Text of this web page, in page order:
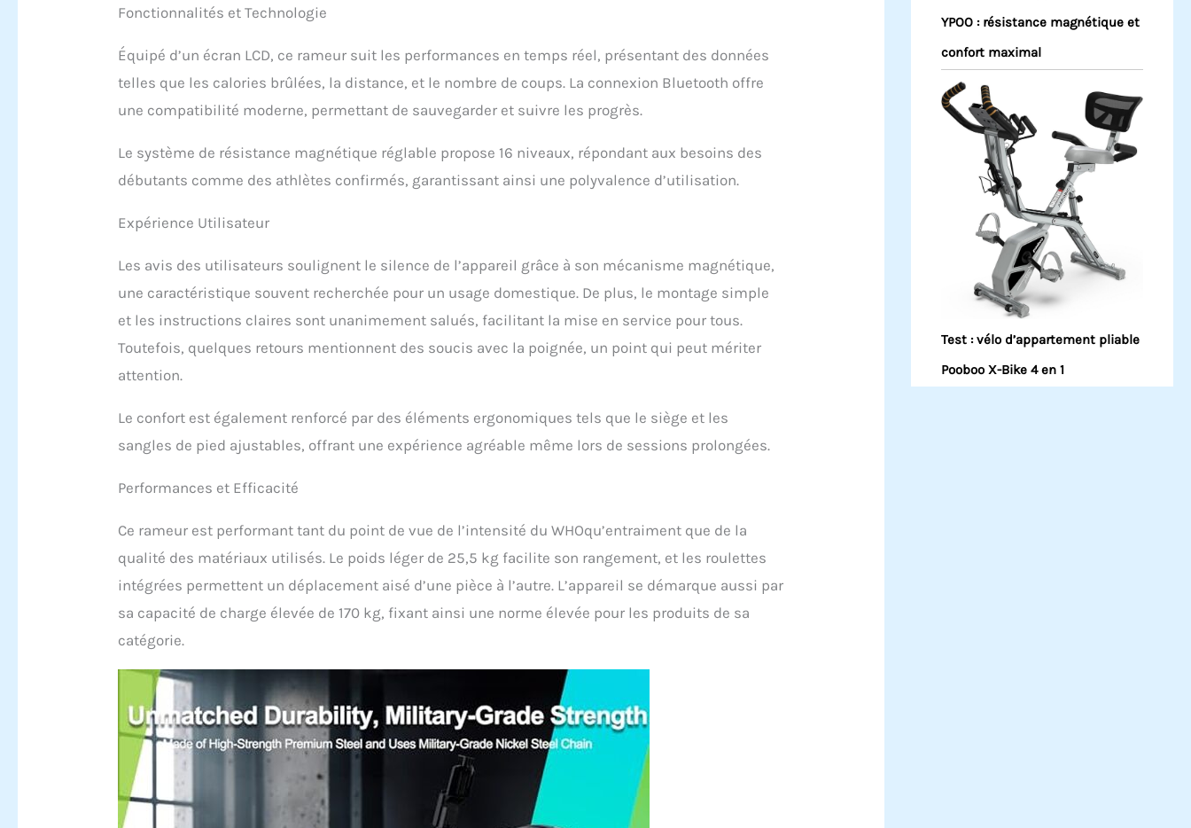
utilisateurs avec un espace limité. Achat sans souci : 2 ans de
garantie pour les accessoires, 5 ans de garantie pour le cadre
principal et support client à vie ; une équipe professionnelle est prête
à résoudre les problèmes et à proposer des solutions.
Fonctionnalités et Technologie
Équipé d’un écran LCD, ce rameur suit les performances en temps réel, présentant des données
telles que les calories brûlées, la distance, et le nombre de coups. La connexion Bluetooth offre
une compatibilité moderne, permettant de sauvegarder et suivre les progrès.
Le système de résistance magnétique réglable propose 16 niveaux, répondant aux besoins des
débutants comme des athlètes confirmés, garantissant ainsi une polyvalence d’utilisation.
Expérience Utilisateur
Les avis des utilisateurs soulignent le silence de l’appareil grâce à son mécanisme magnétique,
une caractéristique souvent recherchée pour un usage domestique. De plus, le montage simple
et les instructions claires sont unanimement salués, facilitant la mise en service pour tous.
Toutefois, quelques retours mentionnent des soucis avec la poignée, un point qui peut mériter
attention.
Le confort est également renforcé par des éléments ergonomiques tels que le siège et les
sangles de pied ajustables, offrant une expérience agréable même lors de sessions prolongées.
Performances et Efficacité
Ce rameur est performant tant du point de vue de l’intensité du WHOqu’entraiment que de la
qualité des matériaux utilisés. Le poids léger de 25,5 kg facilite son rangement, et les roulettes
intégrées permettent un déplacement aisé d’une pièce à l’autre. L’appareil se démarque aussi par
sa capacité de charge élevée de 170 kg, fixant ainsi une norme élevée pour les produits de sa
catégorie.
YPOO : résistance magnétique et
confort maximal
Test : vélo d’appartement pliable
Pooboo X-Bike 4 en 1